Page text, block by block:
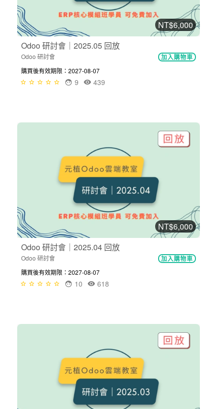
NT$6,000
Odoo 研討會｜2025.05 回放
Odoo 研討會 加入購物車
購買後有效期限：2027-08-07
439
9
NT$6,000
Odoo 研討會｜2025.04 回放
Odoo 研討會 加入購物車
購買後有效期限：2027-08-07
618
10